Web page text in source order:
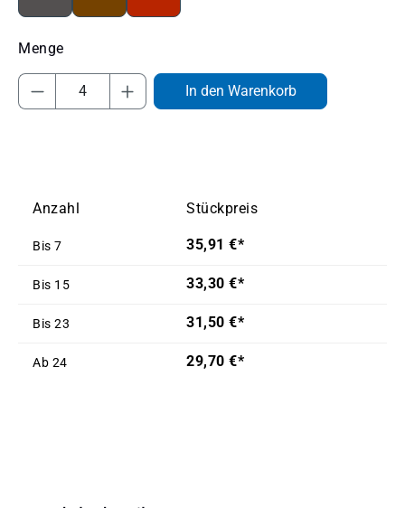
Produkt Anzahl: Gib den gewünschten
In den Warenkorb
Anzahl Stückpreis
Bis 7 35,91 €*
Bis 15 33,30 €*
Bis 23 31,50 €*
Ab 24 29,70 €*